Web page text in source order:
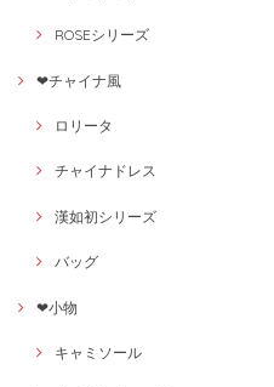
ROSEシリーズ
❤チャイナ風
ロリータ
チャイナドレス
漢如初シリーズ
バッグ
❤小物
キャミソール